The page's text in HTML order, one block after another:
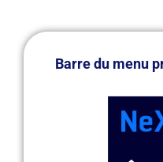
Barre du menu